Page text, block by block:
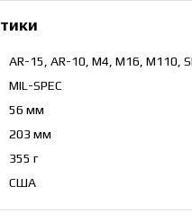
AR-15, AR-10, M4, M16, M110,
MIL-SPEC
56 мм
203 мм
355 г
США